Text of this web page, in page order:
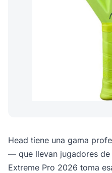
Head tiene una gama
— que llevan jugadores
Extreme Pro 2026 toma